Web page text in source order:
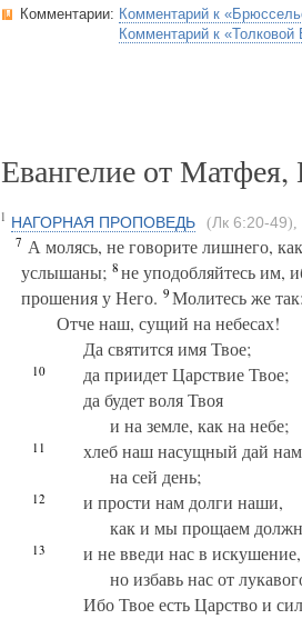
Комментарии: Комментарий к
Комментарий к «Толковой
Евангелие от Матфея,
1 НАГОРНАЯ ПРОПОВЕДЬ (Лк 6:20-49)
7 А молясь, не говорите лишнего,
услышаны; 8не уподобляйтесь им,
прошения у Него. 9Молитесь же так:
Отче наш, сущий на небесах!
Да святится имя Твое;
10
да приидет Царствие Твое;
да будет воля Твоя
и на земле, как на небе;
11
хлеб наш насущный дай нам
на сей день;
12
и прости нам долги наши,
как и мы прощаем
13
и не введи нас в искушение,
но избавь нас от
Ибо Твое есть Царство и